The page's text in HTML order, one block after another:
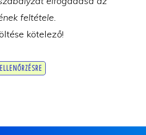
feltétele.
kötelező!